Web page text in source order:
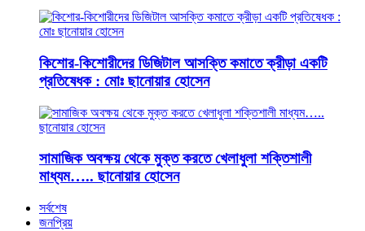
কিশোর-কিশোরীদের ডিজিটাল আসক্তি কমাতে ক্রীড়া একটি
প্রতিষেধক : মোঃ ছানোয়ার হোসেন
সামাজিক অবক্ষয় থেকে মুক্ত করতে খেলাধুলা শক্তিশালী
মাধ্যম….. ছানোয়ার হোসেন
সর্বশেষ
জনপ্রিয়